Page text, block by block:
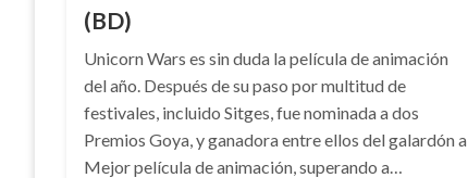
(BD)
Unicorn Wars es sin duda la película de animación
del año. Después de su paso por multitud de
festivales, incluido Sitges, fue nominada a dos
Premios Goya, y ganadora entre ellos del galardón a
Mejor película de animación, superando a…